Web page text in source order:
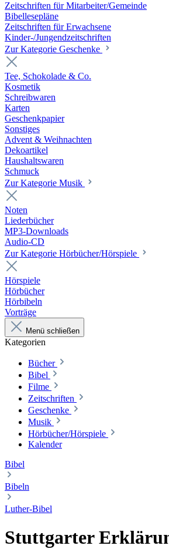
Zeitschriften für Mitarbeiter/Gemeinde
Bibellesepläne
Zeitschriften für Erwachsene
Kinder-/Jungendzeitschriften
Zur Kategorie Geschenke
Tee, Schokolade & Co.
Kosmetik
Schreibwaren
Karten
Geschenkpapier
Sonstiges
Advent & Weihnachten
Dekoartikel
Haushaltswaren
Schmuck
Zur Kategorie Musik
Noten
Liederbücher
MP3-Downloads
Audio-CD
Zur Kategorie Hörbücher/Hörspiele
Hörspiele
Hörbücher
Hörbibeln
Vorträge
Menü schließen
Kategorien
Bücher
Bibel
Filme
Zeitschriften
Geschenke
Musik
Hörbücher/Hörspiele
Kalender
Bibel
Bibeln
Luther-Bibel
Stuttgarter